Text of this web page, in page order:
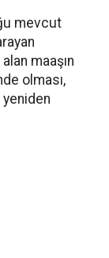
mevcut
maaşın
olması,